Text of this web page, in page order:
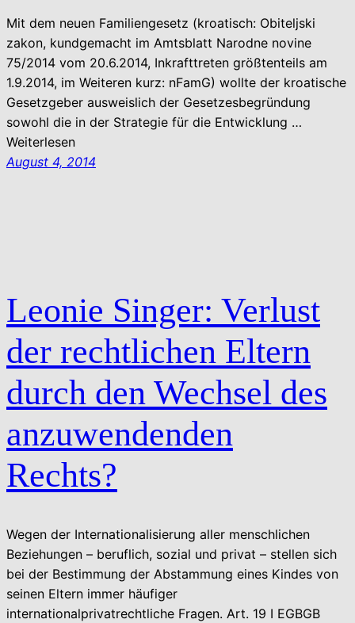
Mit dem neuen Familiengesetz (kroatisch: Obiteljski
zakon, kundgemacht im Amtsblatt Narodne novine
75/2014 vom 20.6.2014, Inkrafttreten größtenteils am
1.9.2014, im Weiteren kurz: nFamG) wollte der kroatische
Gesetzgeber ausweislich der Gesetzesbegründung
sowohl die in der Strategie für die Entwicklung …
Weiterlesen
August 4, 2014
Leonie Singer: Verlust
der rechtlichen Eltern
durch den Wechsel des
anzuwendenden
Rechts?
Wegen der Internationalisierung aller menschlichen
Beziehungen – beruflich, sozial und privat – stellen sich
bei der Bestimmung der Abstammung eines Kindes von
seinen Eltern immer häufiger
internationalprivatrechtliche Fragen. Art. 19 I EGBGB